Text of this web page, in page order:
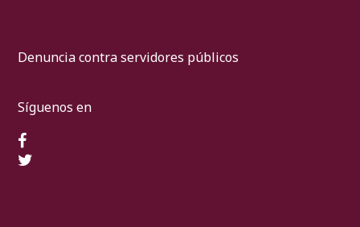
Denuncia contra servidores públicos
Síguenos en